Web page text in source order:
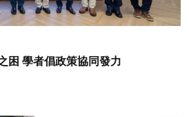
困 學者倡政策協同發力